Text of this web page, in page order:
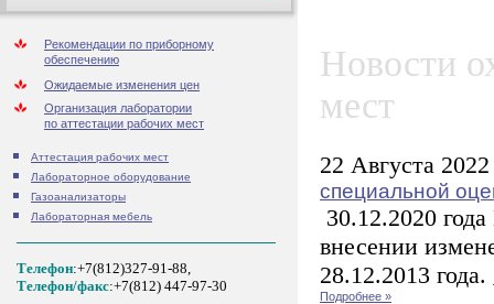
Рекомендации по приборному
обеспечению
Ожидаемые изменения цен
Организация лаборатории
по аттестации рабочих мест
Аттестация рабочих мест
Лабораторное оборудование
Газоанализаторы
Лабораторная мебель
Телефон:+7(812)327-91-88,
Tелефон/факс:+7(812) 447-97-30
Новости
мест
22 Августа 2022
специальной
30.12.2020
внесении
28.12.2013 года.
Подробнее »